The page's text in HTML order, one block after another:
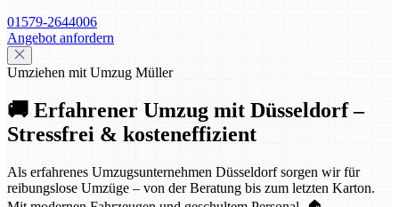
01579-2644006
Angebot anfordern
Umziehen mit Umzug Müller
🚚 Erfahrener Umzug mit Düsseldorf –
Stressfrei & kosteneffizient
Als erfahrenes Umzugsunternehmen Düsseldorf sorgen wir für
reibungslose Umzüge – von der Beratung bis zum letzten Karton.